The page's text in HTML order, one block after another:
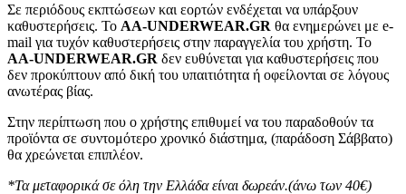
Σε περιόδους εκπτώσεων και εορτών ενδέχεται να υπάρξουν
καθυστερήσεις. Το AA-UNDERWEAR.GR θα ενημερώνει με e-
mail για τυχόν καθυστερήσεις στην παραγγελία του χρήστη. Το
AA-UNDERWEAR.GR δεν ευθύνεται για καθυστερήσεις που
δεν προκύπτουν από δική του υπαιτιότητα ή οφείλονται σε λόγους
ανωτέρας βίας.
Στην περίπτωση που ο χρήστης επιθυμεί να του παραδοθούν τα
προϊόντα σε συντομότερο χρονικό διάστημα, (παράδοση Σάββατο)
θα χρεώνεται επιπλέον.
*Τα μεταφορικά σε όλη την Ελλάδα είναι δωρεάν.(άνω των 40€)